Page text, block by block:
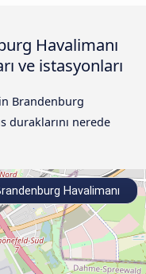
Havalimanı
ve istasyonları
Brandenburg
duraklarını nerede
Havalimanı